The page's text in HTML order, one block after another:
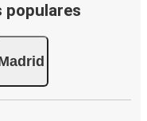
populares